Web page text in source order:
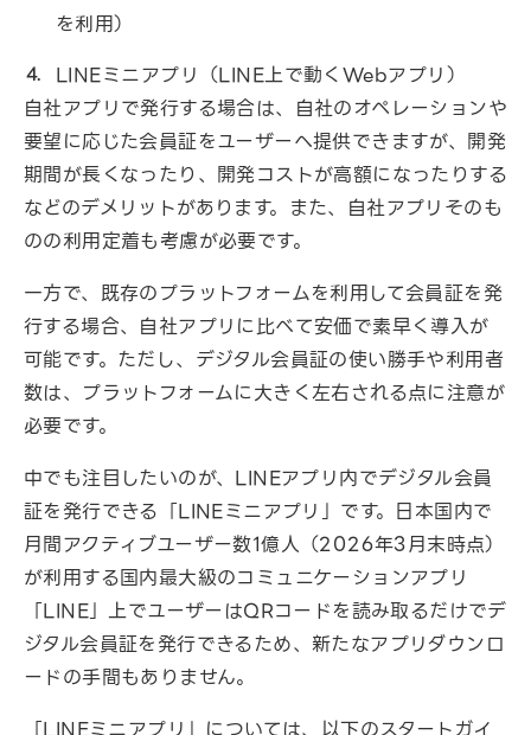
を利用）
LINEミニアプリ（LINE上で動くWebアプリ）
自社アプリで発行する場合は、自社のオペレーションや
要望に応じた会員証をユーザーへ提供できますが、開発
期間が長くなったり、開発コストが高額になったりする
などのデメリットがあります。また、自社アプリそのも
のの利用定着も考慮が必要です。
一方で、既存のプラットフォームを利用して会員証を発
行する場合、自社アプリに比べて安価で素早く導入が
可能です。ただし、デジタル会員証の使い勝手や利用者
数は、プラットフォームに大きく左右される点に注意が
必要です。
中でも注目したいのが、LINEアプリ内でデジタル会員
証を発行できる「LINEミニアプリ」です。日本国内で
月間アクティブユーザー数1億人（2026年3月末時点）
が利用する国内最大級のコミュニケーションアプリ
「LINE」上でユーザーはQRコードを読み取るだけでデ
ジタル会員証を発行できるため、新たなアプリダウンロ
ードの手間もありません。